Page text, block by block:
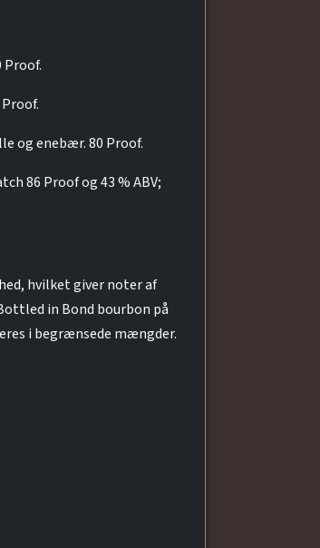
og enebær. 80 Proof.
86 Proof og 43 % ABV;
hvilket giver noter af
in Bond bourbon på
i begrænsede mængder.